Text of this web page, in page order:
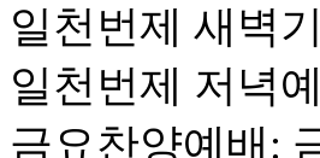
일천번제 새벽
일천번제 저녁
금요찬양예배: